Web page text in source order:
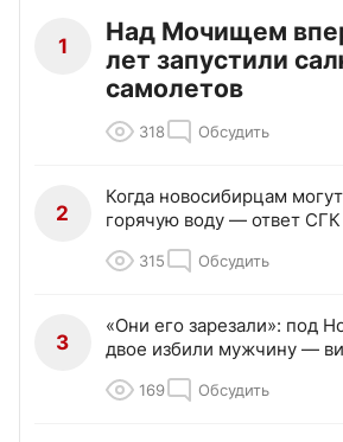
1
Над Мочищем
лет запустили
самолетов
318 Обсудить
2
Когда новосибирцам
горячую воду — ответ СГК
315 Обсудить
3
«Они его зарезали»: под
двое избили мужчину —
169 Обсудить